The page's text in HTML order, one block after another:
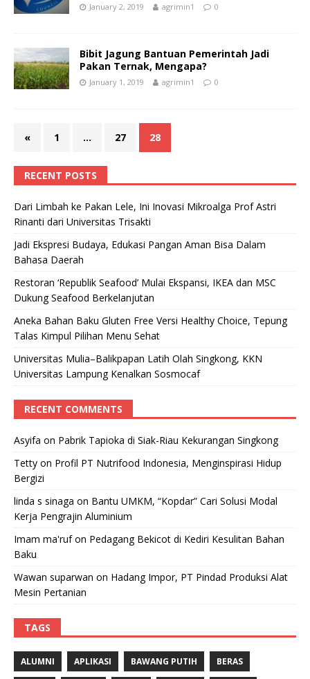
January 2, 2019 agrimin1 0
Bibit Jagung Bantuan Pemerintah Jadi
Pakan Ternak, Mengapa?
January 1, 2019 agrimin1 0
« 1 … 27 28
RECENT POSTS
Dari Limbah ke Pakan Lele, Ini Inovasi Mikroalga Prof Astri
Rinanti dari Universitas Trisakti
Jadi Ekspresi Budaya, Edukasi Pangan Aman Bisa Dalam
Bahasa Daerah
Restoran ‘Republik Seafood’ Mulai Ekspansi, IKEA dan MSC
Dukung Seafood Berkelanjutan
Aneka Bahan Baku Gluten Free Versi Healthy Choice, Tepung
Talas Kimpul Pilihan Menu Sehat
Universitas Mulia–Balikpapan Latih Olah Singkong, KKN
Universitas Lampung Kenalkan Sosmocaf
RECENT COMMENTS
Asyifa on Pabrik Tapioka di Siak-Riau Kekurangan Singkong
Tetty on Profil PT Nutrifood Indonesia, Menginspirasi Hidup
Bergizi
linda s sinaga on Bantu UMKM, “Kopdar” Cari Solusi Modal
Kerja Pengrajin Aluminium
Imam ma'rufon Pedagang Bekicot di Kediri Kesulitan Bahan
Baku
Wawan suparwan on Hadang Impor, PT Pindad Produksi Alat
Mesin Pertanian
TAGS
ALUMNI APLIKASI BAWANG PUTIH BERAS